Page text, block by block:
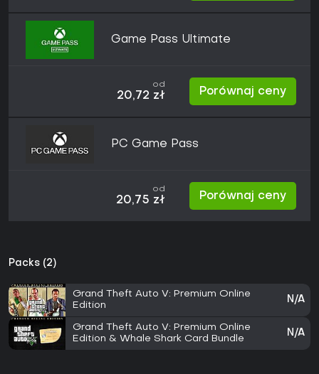
Game Pass Ultimate
od
20,72 zł Porównaj ceny
PC Game Pass
od
20,75 zł Porównaj ceny
Packs (2)
Grand Theft Auto V: Premium Online
Edition
N/A
Grand Theft Auto V: Premium Online
Edition & Whale Shark Card Bundle
N/A